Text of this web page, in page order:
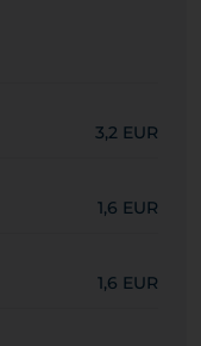
3,2 EUR
1,6 EUR
1,6 EUR